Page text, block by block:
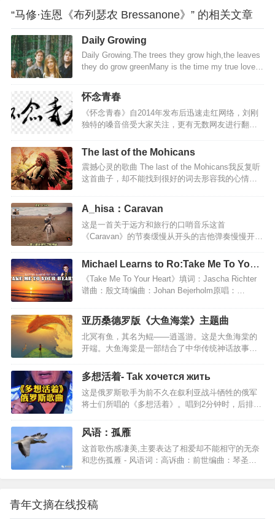
“马修·连恩《布列瑟农 Bressanone》” 的相关文章
Daily Growing
Daily Growing.The trees they grow high,the leaves
they do grow greenMany is the time my true love
aloneHe's young,but he's daily growingFather, dear
father,you've done me great wrongYou hav…
怀念青春
《怀念青春》自2014年发布后迅速走红网络，刘刚
独特的嗓音倍受大家关注，更有无数网友进行翻唱
磨，最终《怀念青春》扎心版也正式上线。与老版
首歌曲在情绪上做了收敛，刚强中抒发出的柔情气
息代替了原有的宣泄感，张弛有度的情感表达更彰
显了对于青春的怀念。《怀念青春 (扎心版)》歌
词：那时的我们拥有没有污染过的清晨嘀嘀嗒嗒的
的眼神牵手走过无人山岗想时间再慢几分怀念啊我
们的青春啊…
The last of the Mohicans
震撼心灵的歌曲 The last of the Mohicans我反复听
这首曲子，却不能找到很好的词去形容我的心情，
尤其是听到中间段，呐喊的时候，我听到的更多
是，这个民族的呐喊，这个民族的坚强，给我空前
的震撼。一个民族悲壮的呼声，最后的莫希干人，
A_hisa：Caravan
这是一首关于远方和旅行的口哨音乐这首
《Caravan》的节奏缓慢从开头的吉他弹奏慢慢开始
乎眼泪要落下来听到更多的是无奈迷人的口哨神曲
灵而富有穿透力的曲子，闭上眼睛跟随曲子的律
动，时而遨游于天际，时而策马扬鞭于茫茫无垠草
原，时而感受岁月俗风的温柔流淌，不着边际，神
游天外，怡然亦然。这首《Caravan》，轻松，鲜
人，聆听这样的音符，没有年代感，没有听不懂的
尴…
Michael Learns to Ro:Take Me To Your
Heart
《Take Me To Your Heart》填词：Jascha Richter
谱曲：殷文琦编曲：Johan Bejerholm原唱：
snow藏身于雨雪之中Trying to forget but I won't let
go努力忘记,但我怎能就这样离去Looking at a
crowded street看着熙熙攘攘的街道Listening to my
own heart beat却只能听见自…
亚历桑德罗版《大鱼海棠》主题曲
北冥有鱼，其名为鲲——逍遥游。这是大鱼海棠的
开端。大鱼海棠是一部结合了中华传统神话故事的
承，拥有自身独有的魅力，通过描述三位主人公的
故事，为观众展开一方磅礴绚丽的世界。所有活着
的人类，都是海里一条巨大的鱼；出生的时候他们
从海的此岸出发。他们的生命就像横越大海，有时
相遇，有时分开死的时候，他们便到了岸，各去各
的世界。亚历桑德罗中国巡演西安站的最后，为了
还穿透灵魂，何其悲凉，震撼心灵。…
多想活着- Tak xoчется жить
这是俄罗斯歌手为前不久在叙利亚战斗牺牲的俄军
将士们所唱的《多想活着》。唱到2分钟时，后排开
全场起立。每个国家和民族都应该崇敬英雄，而不
是什么明星、大款。唯有如此，一个民族才有希望
和前途。如泣如诉的乐曲，哀思，伤感歌曲大意：
你知道吗 多想活着去观赏火红日出活着 正是为了去
着不必见报宣扬要全拿出分享活着 是让孩子永不忘
你知道吗 多想活着在你牺牲的一刹那站起向大…
风语：孤雁
这首歌伤感凄美,主要表达了相爱却不能相守的无奈
和悲伤孤雁 - 风语词：高诉曲：前世编曲：琴圣我
对生活的困苦再难我不会认输寻找心中的爱找寻心
中幸福心中有一缕阳光踏平坎坷是坦途我是一只孤
青年文摘在线投稿